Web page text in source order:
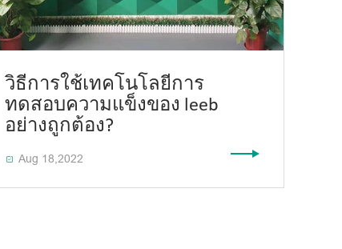
วิธีการใช้เทคโนโลยีการ
ทดสอบความแข็งของ leeb
อย่างถูกต้อง?
 Aug 18,2022